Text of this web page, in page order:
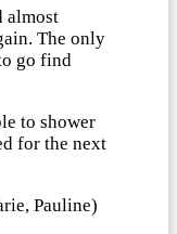
almost
The only
go find
to shower
for the next
Pauline)